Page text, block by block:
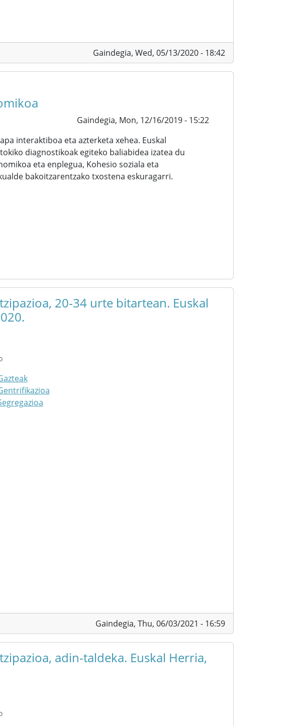
Gaindegia, Wed, 05/13/2020 - 18:42
Gaindegia, Mon, 12/16/2019 - 15:22
interaktiboa eta azterketa xehea. Euskal
diagnostikoak egiteko baliabidea izatea du
eta enplegua, Kohesio soziala eta
bakoitzarentzako txostena eskuragarri.
20-34 urte bitartean. Euskal
Gaindegia, Thu, 06/03/2021 - 16:59
adin-taldeka. Euskal Herria,